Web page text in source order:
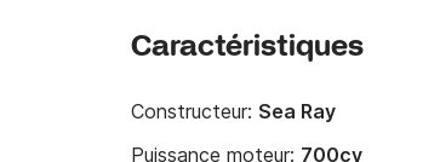
Caractéristiques
Constructeur: Sea Ray
Puissance moteur: 700cv